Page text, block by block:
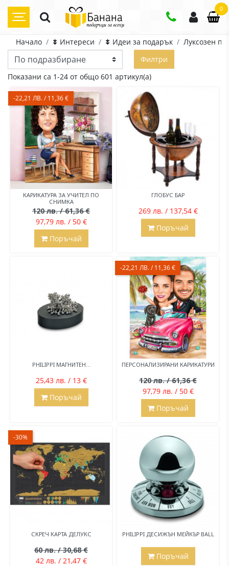
0
Начало ⯯ Интереси ⯯ Идеи за подарък
Луксозен
Филтри
Показани са 1-24 от общо 601 артикул(а)
КАРИКАТУРА ЗА УЧИТЕЛ ПО
СНИМКА
120 лв. / 61,36 €
97,79 лв. / 50 €
-22,21 ЛВ. / 11,36 €
Поръчай
ГЛОБУС БАР
269 лв. / 137,54 €
Поръчай
PHILIPPI МАГНИТЕН...
25,43 лв. / 13 €
Поръчай
ПЕРСОНАЛИЗИРАНИ КАРИКАТУРИ
120 лв. / 61,36 €
97,79 лв. / 50 €
-22,21 ЛВ. / 11,36 €
Поръчай
СКРЕЧ КАРТА ДЕЛУКС
60 лв. / 30,68 €
42 лв. / 21,47 €
-30%
PHILIPPI ДЕСИЖЪН МЕЙКЪР BALL
Поръчай